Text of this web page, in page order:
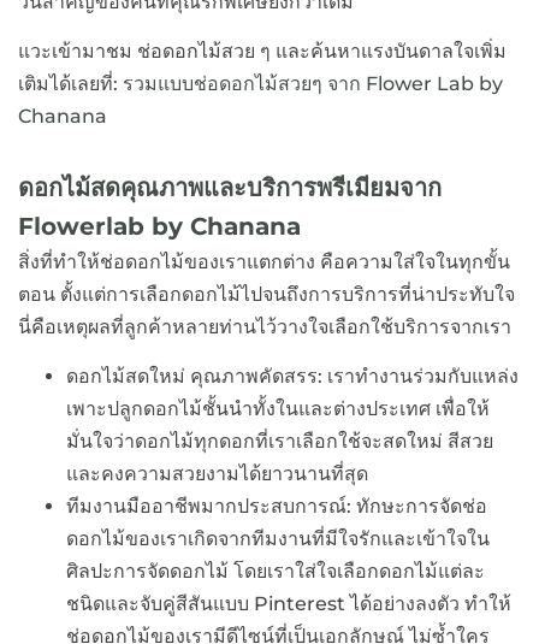
แวะเข้ามาชม ช่อดอกไม้สวย ๆ และค้นหาแรงบันดาลใจเพิ่ม
เติมได้เลยที่: รวมแบบช่อดอกไม้สวยๆ จาก Flower Lab by
Chanana
ดอกไม้สดคุณภาพและบริการพรีเมียมจาก
Flowerlab by Chanana
สิ่งที่ทำให้ช่อดอกไม้ของเราแตกต่าง คือความใส่ใจในทุกขั้น
ตอน ตั้งแต่การเลือกดอกไม้ไปจนถึงการบริการที่น่าประทับใจ
นี่คือเหตุผลที่ลูกค้าหลายท่านไว้วางใจเลือกใช้บริการจากเรา
ดอกไม้สดใหม่ คุณภาพคัดสรร: เราทำงานร่วมกับแหล่ง
เพาะปลูกดอกไม้ชั้นนำทั้งในและต่างประเทศ เพื่อให้
มั่นใจว่าดอกไม้ทุกดอกที่เราเลือกใช้จะสดใหม่ สีสวย
และคงความสวยงามได้ยาวนานที่สุด
ทีมงานมืออาชีพมากประสบการณ์: ทักษะการจัดช่อ
ดอกไม้ของเราเกิดจากทีมงานที่มีใจรักและเข้าใจใน
ศิลปะการจัดดอกไม้ โดยเราใส่ใจเลือกดอกไม้แต่ละ
ชนิดและจับคู่สีสันแบบ Pinterest ได้อย่างลงตัว ทำให้
ช่อดอกไม้ของเรามีดีไซน์ที่เป็นเอกลักษณ์ ไม่ซ้ำใคร